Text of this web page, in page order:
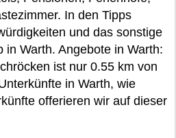
In den Tipps
und das sonstige
in Warth. Angebote in Warth:
ist nur 0.55 km von
in Warth, wie
offerieren wir auf dieser